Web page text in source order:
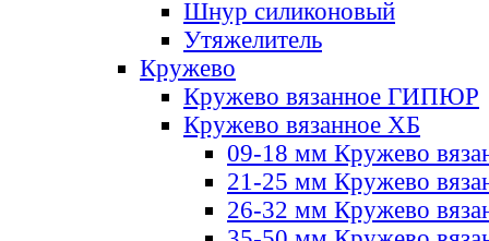
Шнур силиконовый
Утяжелитель
Кружево
Кружево вязанное ГИПЮР
Кружево вязанное ХБ
09-18 мм Кружево
21-25 мм Кружево
26-32 мм Кружево